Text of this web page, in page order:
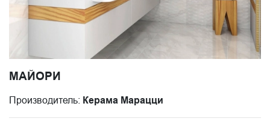
МАЙОРИ
Производитель: Керама Марацци